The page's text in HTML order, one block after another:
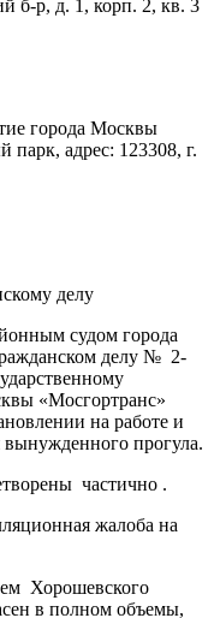
б-р, д. 1, корп. 2, кв. 3
города Москвы
парк, адрес: 123308, г.
делу
судом города
делу № 2-
«Мосгортранс»
на работе и
вынужденного прогула.
частично .
жалоба на
Хорошевского
в полном объемы,